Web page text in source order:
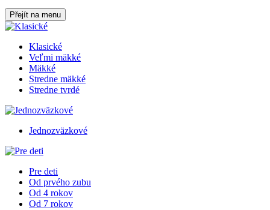
Přejít na menu
Klasické
Veľmi mäkké
Mäkké
Stredne mäkké
Stredne tvrdé
Jednozväzkové
Pre deti
Od prvého zubu
Od 4 rokov
Od 7 rokov